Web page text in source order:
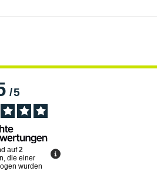
/5
auf2
die einer
wurden